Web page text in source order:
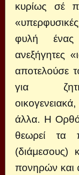
κυρίως σέ
φυλή ένας
ανεξήγητες
αποτελούσε
για
άλλα. Η
θεωρεί τα
(διάμεσους)
πονηρών και